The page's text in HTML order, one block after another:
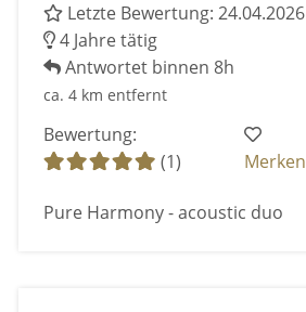
Letzte Bewertung: 24.04.2026
4 Jahre tätig
Antwortet binnen 8h
ca. 4 km entfernt
Bewertung:
(1)
Merken
Pure Harmony - acoustic duo